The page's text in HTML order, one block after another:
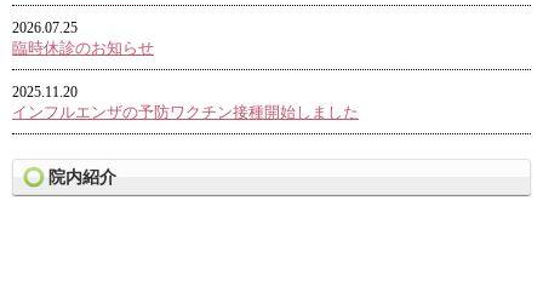
2026.07.25
臨時休診のお知らせ
2025.11.20
インフルエンザの予防ワクチン接種開始しました
院内紹介